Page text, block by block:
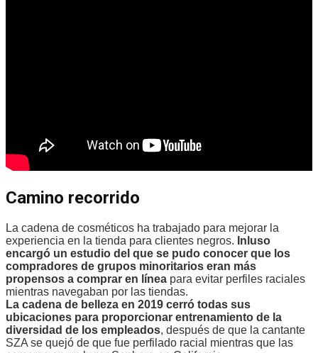
Camino recorrido
La cadena de cosméticos ha trabajado para mejorar la
experiencia en la tienda para clientes negros. Inluso
encargó un estudio del que se pudo conocer que los
compradores de grupos minoritarios eran más
propensos a comprar en línea para evitar perfiles raciales
mientras navegaban por las tiendas.
La cadena de belleza en 2019 cerró todas sus
ubicaciones para proporcionar entrenamiento de la
diversidad de los empleados, después de que la cantante
SZA se quejó de que fue perfilado racial mientras que las